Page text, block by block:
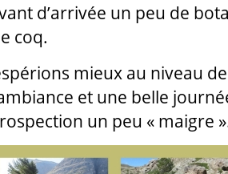
d’arrivée un peu de
coq.
mieux au niveau
et une belle
un peu « maigre